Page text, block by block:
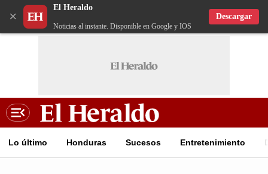
×
El Heraldo
Noticias al instante. Disponible en Google y IOS
Descargar
Lo último Honduras Sucesos Entretenimiento